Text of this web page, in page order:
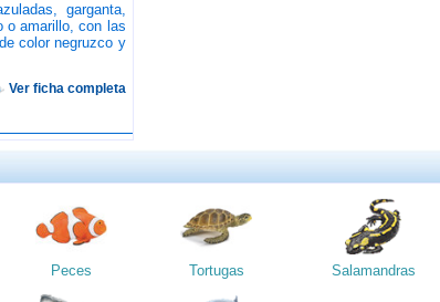
garganta,
o amarillo, con las
color negruzco y
Ver ficha completa
Peces Tortugas Salamandras